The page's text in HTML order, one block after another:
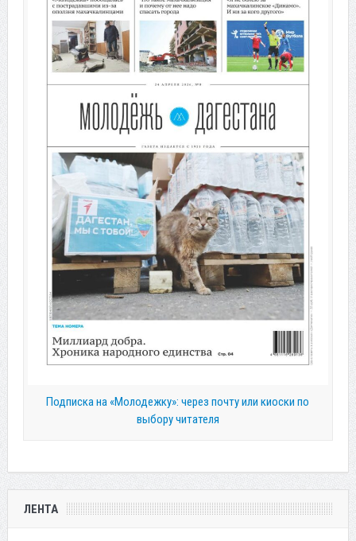
Подписка на «Молодежку»: через почту или киоски по
выбору читателя
ЛЕНТА